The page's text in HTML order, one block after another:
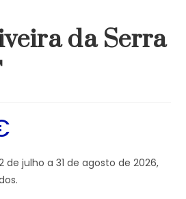
da Serra
de julho a 31 de agosto de 2026,